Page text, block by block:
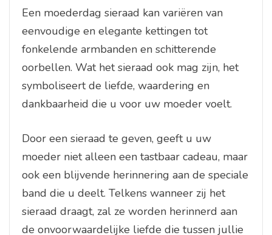
Een moederdag sieraad kan variëren van
eenvoudige en elegante kettingen tot
fonkelende armbanden en schitterende
oorbellen. Wat het sieraad ook mag zijn, het
symboliseert de liefde, waardering en
dankbaarheid die u voor uw moeder voelt.
Door een sieraad te geven, geeft u uw
moeder niet alleen een tastbaar cadeau, maar
ook een blijvende herinnering aan de speciale
band die u deelt. Telkens wanneer zij het
sieraad draagt, zal ze worden herinnerd aan
de onvoorwaardelijke liefde die tussen jullie